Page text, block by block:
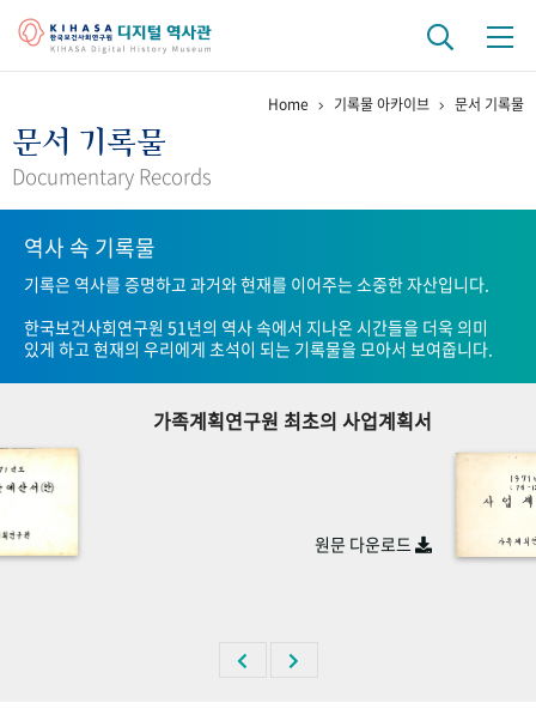
걸어온 길 기관 변천사
연구 역사
정책과 연구 키워드로 보는 연구 역사
연구자들
기록물 아카이브
문서 기록물 행정박물 영상 기록물
주년 기념
성과 50선
주년 광장
Home 기록물 아카이브 문서 기록물
문서 기록물
Documentary Records
역사 속 기록물
기록은 역사를 증명하고 과거와 현재를 이어주는 소중한 자산입니다.
한국보건사회연구원 51년의 역사 속에서 지나온 시간들을 더욱 의미
있게 하고 현재의 우리에게 초석이 되는 기록물을 모아서 보여줍니다.
가족계획연구원 최초의 사업계획서
원문 다운로드